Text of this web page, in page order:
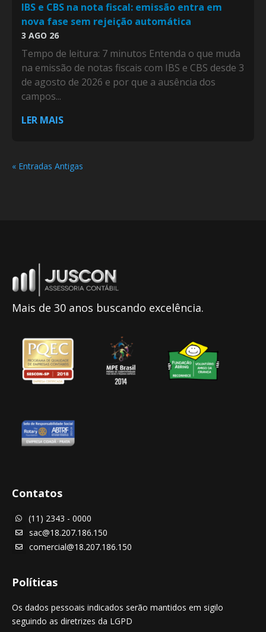
IBS e CBS na nota fiscal: emissão entra em
nova fase sem rejeição automática
3 AGO 26
Tempo de leitura: 7 minutos Entenda o que muda
na emissão de notas fiscais com IBS e CBS desde 3
de agosto de 2026 e por que a ausência dos
campos...
LER MAIS
« Entradas Antigas
Mais de 30 anos buscando excelência.
Contatos
 (11) 2343 - 0000
 sac@18.207.186.150
 comercial@18.207.186.150
Políticas
Os dados pessoais indicados serão mantidos em sigilo
seguindo as diretrizes da LGPD